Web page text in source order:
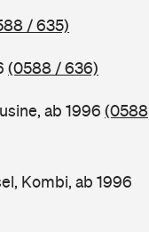
/ 635)
(0588 / 636)
ab 1996 (0588
Kombi, ab 1996